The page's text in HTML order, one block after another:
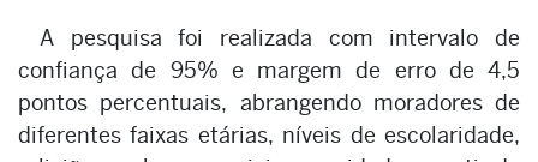
A pesquisa foi realizada com intervalo de
confiança de 95% e margem de erro de 4,5
pontos percentuais, abrangendo moradores de
diferentes faixas etárias, níveis de escolaridade,